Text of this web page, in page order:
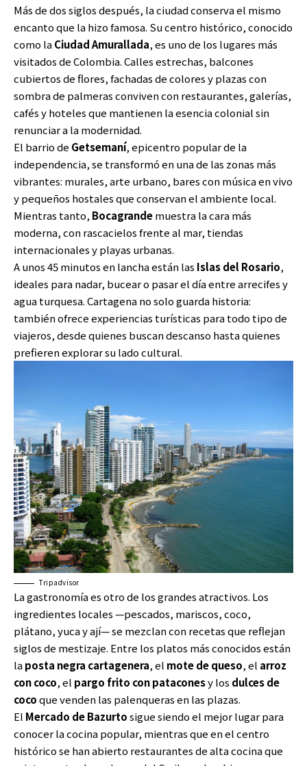
Más de dos siglos después, la ciudad conserva el mismo
encanto que la hizo famosa. Su centro histórico, conocido
como laCiudad Amurallada, es uno de los lugares más
visitados de Colombia. Calles estrechas, balcones
cubiertos de flores, fachadas de colores y plazas con
sombra de palmeras conviven con restaurantes, galerías,
cafés y hoteles que mantienen la esencia colonial sin
renunciar a la modernidad.
El barrio de Getsemaní, epicentro popular de la
independencia, se transformó en una de las zonas más
vibrantes: murales, arte urbano, bares con música en vivo
y pequeños hostales que conservan el ambiente local.
Mientras tanto, Bocagrandemuestra la cara más
moderna, con rascacielos frente al mar, tiendas
internacionales y playas urbanas.
A unos 45 minutos en lancha están las Islas del Rosario,
ideales para nadar, bucear o pasar el día entre arrecifes y
agua turquesa. Cartagena no solo guarda historia:
también ofrece experiencias turísticas para todo tipo de
viajeros, desde quienes buscan descanso hasta quienes
prefieren explorar su lado cultural.
Tripadvisor
La gastronomía es otro de los grandes atractivos. Los
ingredientes locales —pescados, mariscos, coco,
plátano, yuca y ají— se mezclan con recetas que reflejan
siglos de mestizaje. Entre los platos más conocidos están
laposta negra cartagenera, el mote de queso, el arroz
con coco, el pargo frito con pataconesy los dulces de
cocoque venden las palenqueras en las plazas.
El Mercado de Bazurtosigue siendo el mejor lugar para
conocer la cocina popular, mientras que en el centro
histórico se han abierto restaurantes de alta cocina que